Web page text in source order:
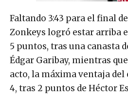
Faltando 3:43 para el final
Zonkeys logró estar arriba
5 puntos, tras una canasta
Édgar Garibay, mientras
acto, la máxima ventaja del
4, tras 2 puntos de Héctor